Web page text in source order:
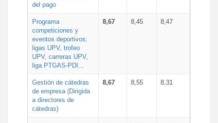
del pago
Programa
competiciones y
eventos deportivos:
ligas UPV, trofeo
UPV, carreras UPV,
liga PTGAS-PDI...
8,67 8,45 8,47
Gestión de cátedras
de empresa (Dirigida
a directores de
cátedras)
8,67 8,55 8,31